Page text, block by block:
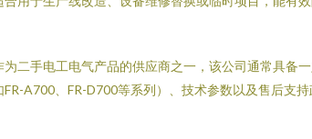
二手电工电气产品的供应商之一，该公司通常具备
A700、FR-D700等系列）、技术参数以及售后支